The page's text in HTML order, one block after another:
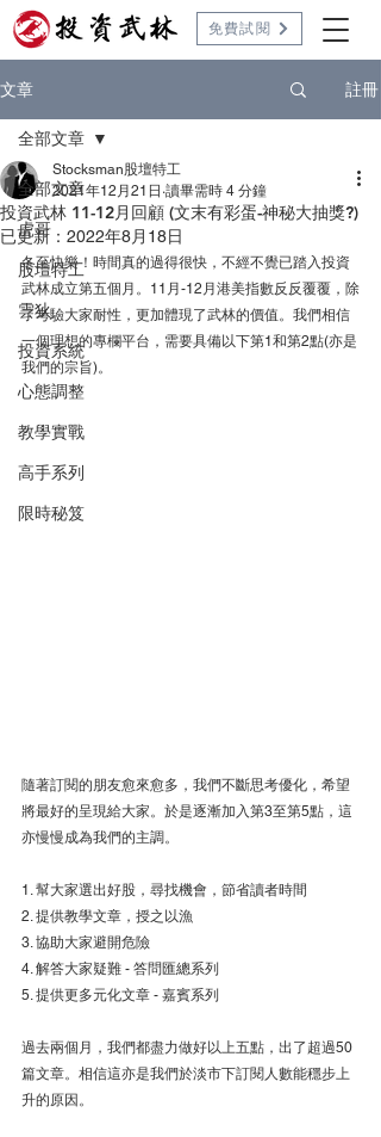
免費試閱
文章 註冊
全部文章
虎哥
股壇特工
雲狄
投資系統
心態調整
教學實戰
高手系列
限時秘笈
全部文章
投資武林 11-12月回顧 (文末有彩蛋-神秘大抽獎?)
Stocksman股壇特工
2021年12月21日 讀畢需時 4 分鐘
已更新： 2022年8月18日
冬至快樂！時間真的過得很快，不經不覺已踏入投資
武林成立第五個月。11月-12月港美指數反反覆覆，除
了考驗大家耐性，更加體現了武林的價值。我們相信
一個理想的專欄平台，需要具備以下第1和第2點(亦是
我們的宗旨)。
隨著訂閱的朋友愈來愈多，我們不斷思考優化，希望
將最好的呈現給大家。於是逐漸加入第3至第5點，這
亦慢慢成為我們的主調。
1. 幫大家選出好股，尋找機會，節省讀者時間
2. 提供教學文章，授之以漁
3. 協助大家避開危險
4. 解答大家疑難 - 答問匯總系列
5. 提供更多元化文章 - 嘉賓系列
過去兩個月，我們都盡力做好以上五點，出了超過50
篇文章。相信這亦是我們於淡市下訂閱人數能穩步上
升的原因。